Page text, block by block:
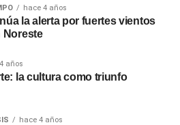
hace 4 años
la alerta por fuertes vientos
Noreste
años
la cultura como triunfo
hace 4 años